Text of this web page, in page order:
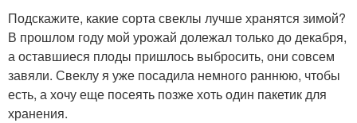
Подскажите, какие сорта свеклы лучше хранятся зимой?
В прошлом году мой урожай долежал только до декабря,
а оставшиеся плоды пришлось выбросить, они совсем
завяли. Свеклу я уже посадила немного раннюю, чтобы
есть, а хочу еще посеять позже хоть один пакетик для
хранения.